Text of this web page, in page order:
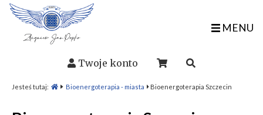
MENU
Twoje konto
Jesteś tutaj: Bioenergoterapia - miasta Bioenergoterapia Szczecin